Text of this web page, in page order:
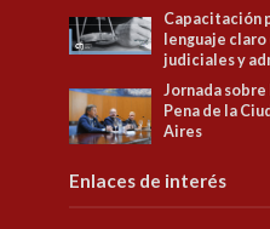
Capacitación
lenguaje
judiciales y
Jornada sobre
Pena de la
Aires
Enlaces de interés